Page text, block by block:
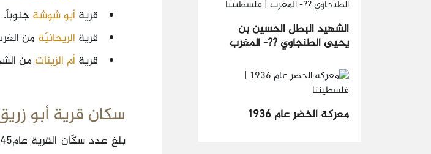
قرية أبو شوشة جنوباً.
قرية الريحانيّة من
قرية أم الزيناتمن
سكان قرية أبو
الشهيد البطل الحسين بن
يحيى الطنجاوي ??- المغرب
معركة الخضر عام 1936